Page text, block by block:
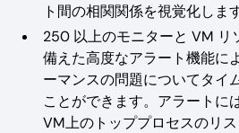
ト間の相関関係を視覚化します
250 以上のモニターと VM リ
備えた高度なアラート機能に
ーマンスの問題についてタイ
ことができます。アラートに
VM上のトッププロセスのリ